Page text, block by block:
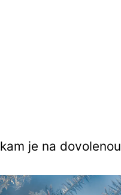
kam je na dovolenou